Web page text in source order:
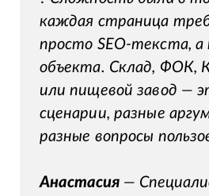
каждая страница
просто SEO-текста, а
объекта. Склад, ФОК,
или пищевой завод —
сценарии, разные
разные вопросы
Анастасия—